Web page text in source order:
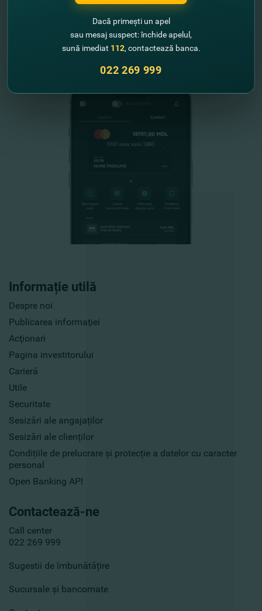
Informație utilă
Despre noi
Publicarea informaţiei
Acţionari
Pagina investitorului
Carieră
Utile
Securitate
Sesizări ale angajaților
Sesizări ale clienților
Condițiile de prelucrare și protecție a datelor cu caracter
personal
Open Banking API
Contactează-ne
Call center
022 269 999
Sugestii de îmbunătățire
Sucursale și bancomate
FinComPay Mobile
Dacă primești un apel
sau mesaj suspect: închide apelul,
sună imediat 112, contactează banca.
022 269 999